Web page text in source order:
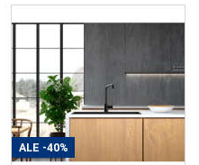
ALE -40%